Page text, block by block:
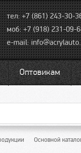
тел: +7 (861) 243-30-
моб: +7 (918) 231-09-
e-mail:
Оптовикам
Основной